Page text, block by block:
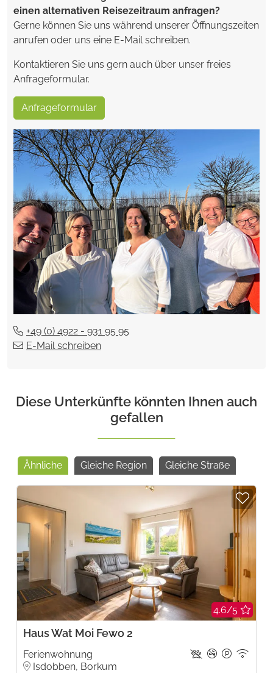
einen alternativen Reisezeitraum anfragen?
Gerne können Sie uns während unserer Öffnungszeiten
anrufen oder uns eine E-Mail schreiben.
Kontaktieren Sie uns gern auch über unser freies
Anfrageformular.
Anfrageformular
+49 (0) 4922 - 931 95 95
E-Mail schreiben
Diese Unterkünfte könnten Ihnen auch
gefallen
Ähnliche Gleiche Region Gleiche Straße
4.6/5
Haus Wat Moi Fewo 2
Ferienwohnung
Isdobben, Borkum